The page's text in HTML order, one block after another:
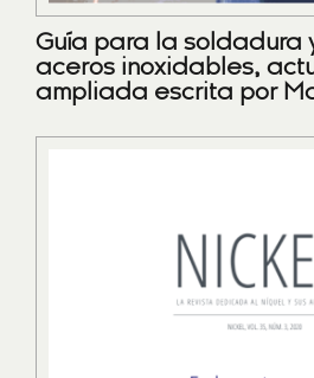
Guía para la soldadura
aceros inoxidables,
ampliada escrita por